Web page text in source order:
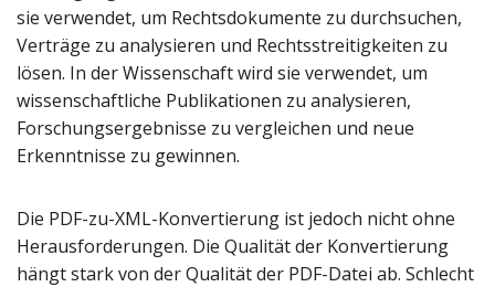
sie verwendet, um Rechtsdokumente zu durchsuchen,
Verträge zu analysieren und Rechtsstreitigkeiten zu
lösen. In der Wissenschaft wird sie verwendet, um
wissenschaftliche Publikationen zu analysieren,
Forschungsergebnisse zu vergleichen und neue
Erkenntnisse zu gewinnen.
Die PDF-zu-XML-Konvertierung ist jedoch nicht ohne
Herausforderungen. Die Qualität der Konvertierung
hängt stark von der Qualität der PDF-Datei ab. Schlecht